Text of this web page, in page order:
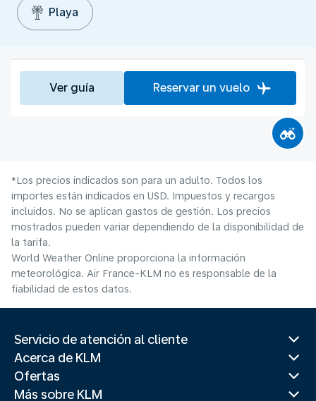
Playa
Ver guía Reservar un vuelo
*Los precios indicados son para un adulto. Todos los
importes están indicados en USD. Impuestos y recargos
incluidos. No se aplican gastos de gestión. Los precios
mostrados pueden variar dependiendo de la disponibilidad de
la tarifa.
World Weather Online proporciona la información
meteorológica. Air France-KLM no es responsable de la
fiabilidad de estos datos.
Servicio de atención al cliente
Acerca de KLM
Ofertas
Más sobre KLM